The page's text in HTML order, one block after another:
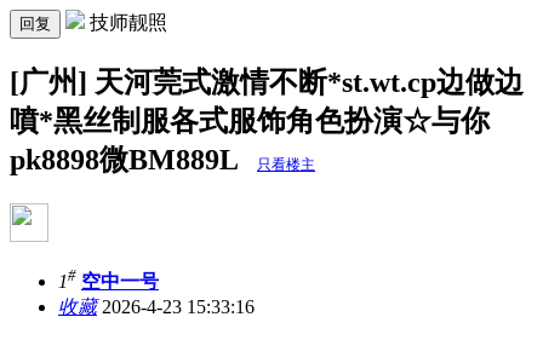
回复 技师靓照
[广州] 天河莞式激情不断*st.wt.cp边做边
噴*黑丝制服各式服饰角色扮演☆与你
pk8898微BM889L
只看楼主
1# 空中一号
收藏2026-4-23 15:33:16